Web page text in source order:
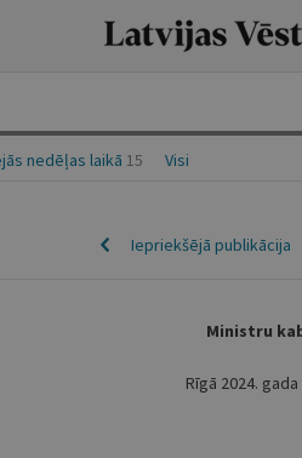
nedēļas laikā 15 Visi
Iepriekšējā publikācija
Ministru
Rīgā 2024.